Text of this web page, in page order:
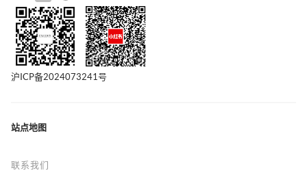
沪ICP备2024073241号
站点地图
联系我们